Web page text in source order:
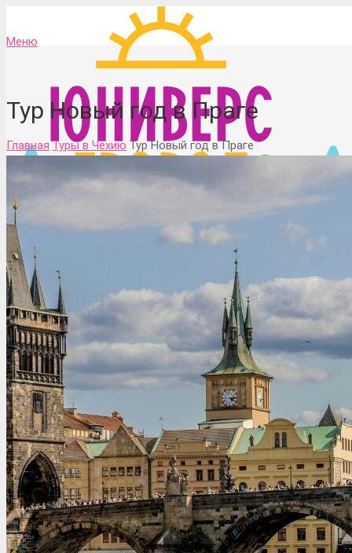
Меню
Тур Новый год в Праге
Главная Туры в Чехию Тур Новый год в Праге